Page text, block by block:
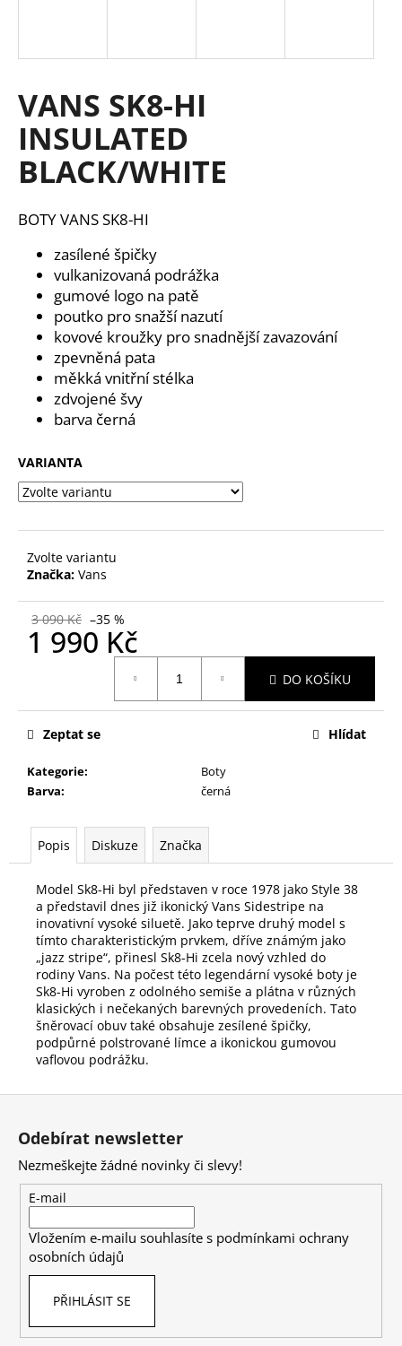
VANS SK8-HI
INSULATED
BLACK/WHITE
BOTY VANS SK8-HI
zasílené špičky
vulkanizovaná podrážka
gumové logo na patě
poutko pro snažší nazutí
kovové kroužky pro snadnější zavazování
zpevněná pata
měkká vnitřní stélka
zdvojené švy
barva černá
VARIANTA
Zvolte variantu
Značka: Vans
3 090 Kč –35 %
1 990 Kč
DO KOŠÍKU
Kategorie:
Boty
Barva: černá
Zeptat se Hlídat
Popis Diskuze Značka
Model Sk8-Hi byl představen v roce 1978 jako Style 38
a představil dnes již ikonický Vans Sidestripe na
inovativní vysoké siluetě. Jako teprve druhý model s
tímto charakteristickým prvkem, dříve známým jako
„jazz stripe“, přinesl Sk8-Hi zcela nový vzhled do
rodiny Vans. Na počest této legendární vysoké boty je
Sk8-Hi vyroben z odolného semiše a plátna v různých
klasických i nečekaných barevných provedeních. Tato
šněrovací obuv také obsahuje zesílené špičky,
podpůrné polstrované límce a ikonickou gumovou
vaflovou podrážku.
í
t
?
e
m
e
Odebírat newsletter
Nezmeškejte žádné novinky či slevy!
E-mail
Vložením e-mailu souhlasíte s podmínkami ochrany
osobních údajů
PŘIHLÁSIT SE